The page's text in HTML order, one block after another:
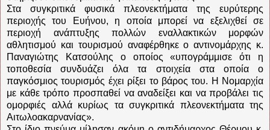
Στα συγκριτικά φυσικά πλεονεκτήματα της ευρύτερης
περιοχής του Ευήνου, η οποία μπορεί να εξελιχθεί σε
περιοχή ανάπτυξης πολλών εναλλακτικών μορφών
αθλητισμού και τουρισμού αναφέρθηκε ο αντινομάρχης κ.
Παναγιώτης Κατσούλης ο οποίος «υπογράμμισε ότι η
τοποθεσία συνδυάζει όλα τα στοιχεία στα οποία ο
παγκόσμιος τουρισμός έχει ρίξει το βάρος του. Η Νομαρχία
με κάθε τρόπο προσπαθεί να αναδείξει και να προβάλει τις
ομορφιές αλλά κυρίως τα συγκριτικά πλεονεκτήματα της
Αιτωλοακαρνανίας».